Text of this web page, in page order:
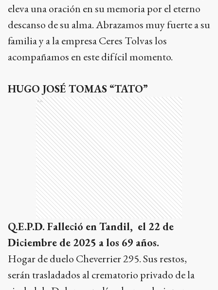
eleva una oración en su memoria por el eterno
descanso de su alma. Abrazamos muy fuerte a su
familia y a la empresa Ceres Tolvas los
acompañamos en este difícil momento.
HUGO JOSÉ TOMAS “TATO”
Ads
Q.E.P.D. Falleció en Tandil, el 22 de
Diciembre de 2025 a los 69 años.
Hogar de duelo Cheverrier 295. Sus restos,
serán trasladados al crematorio privado de la